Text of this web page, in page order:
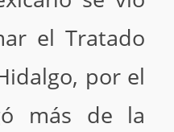
el Tratado
por el
más de la